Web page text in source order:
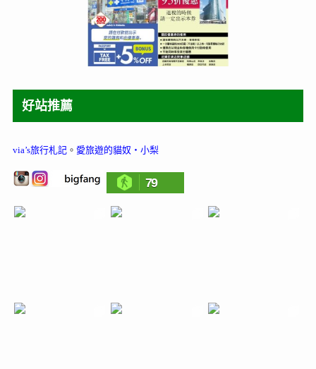
好站推薦
via’s旅行札記。 愛旅遊的貓奴‧小梨
79